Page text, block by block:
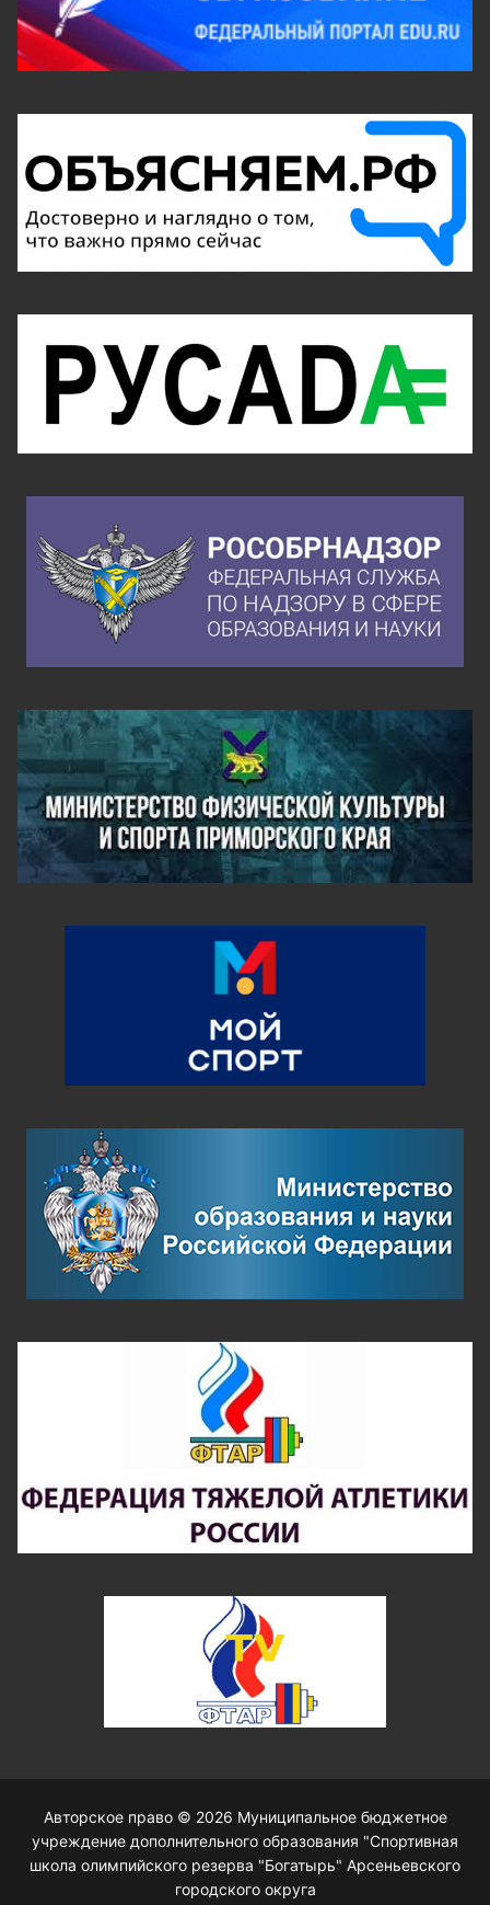
Авторское право © 2026 Муниципальное бюджетное
учреждение дополнительного образования "Спортивная
школа олимпийского резерва "Богатырь" Арсеньевского
городского округа